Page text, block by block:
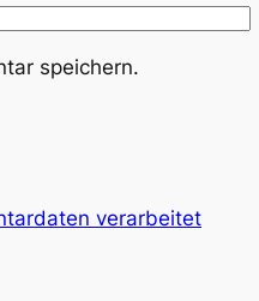
speichern.
verarbeitet